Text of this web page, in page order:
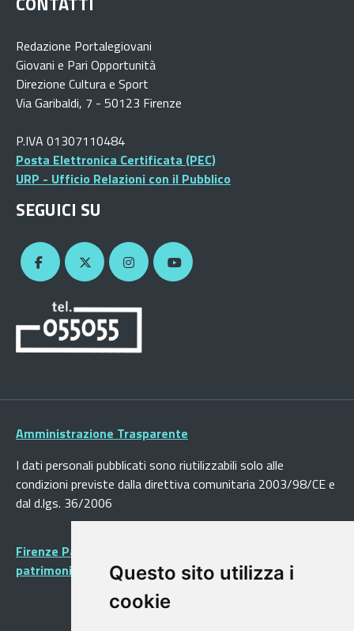
Questo sito utilizza i
cookie
Redazione Portalegiovani
Giovani e Pari Opportunità
Direzione Cultura e Sport
Via Garibaldi, 7 - 50123 Firenze
P.IVA 01307110484
Posta Elettronica Certificata (PEC)
URP - Ufficio Relazioni con il Pubblico
SEGUICI SU
Amministrazione Trasparente
I dati personali pubblicati sono riutilizzabili solo alle
condizioni previste dalla direttiva comunitaria 2003/98/CE e
dal d.lgs. 36/2006
Firenze Patrimonio Mondiale - Centro storico di Firenze
patrimonio dell’Umanità